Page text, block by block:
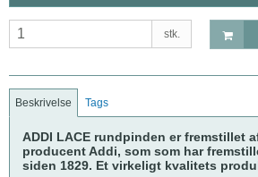
stk.
Beskrivelse Tags
ADDI LACE rundpinden er fremstillet
producent Addi, som som har
siden 1829. Et virkeligt kvalitets